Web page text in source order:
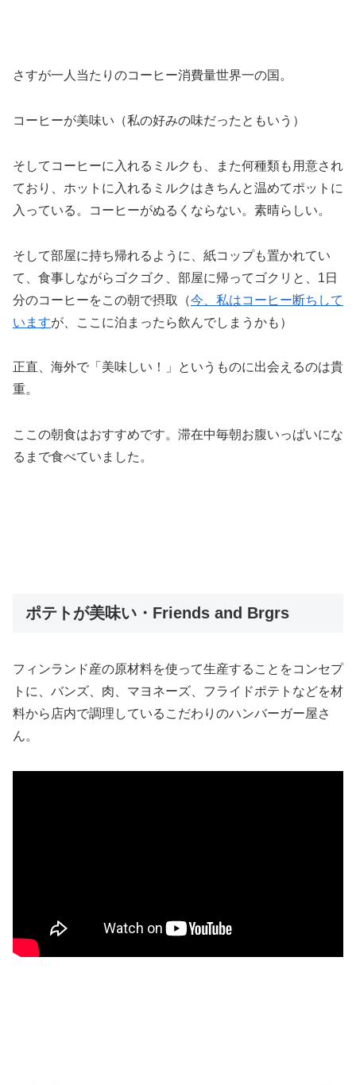
さすが一人当たりのコーヒー消費量世界一の国。
コーヒーが美味い（私の好みの味だったともいう）
そしてコーヒーに入れるミルクも、また何種類も用意され
ており、ホットに入れるミルクはきちんと温めてポットに
入っている。コーヒーがぬるくならない。素晴らしい。
そして部屋に持ち帰れるように、紙コップも置かれてい
て、食事しながらゴクゴク、部屋に帰ってゴクリと、1日
分のコーヒーをこの朝で摂取（今、私はコーヒー断ちして
いますが、ここに泊まったら飲んでしまうかも）
正直、海外で「美味しい！」というものに出会えるのは貴
重。
ここの朝食はおすすめです。滞在中毎朝お腹いっぱいにな
るまで食べていました。
ポテトが美味い・Friends and Brgrs
フィンランド産の原材料を使って生産することをコンセプ
トに、バンズ、肉、マヨネーズ、フライドポテトなどを材
料から店内で調理しているこだわりのハンバーガー屋さ
ん。